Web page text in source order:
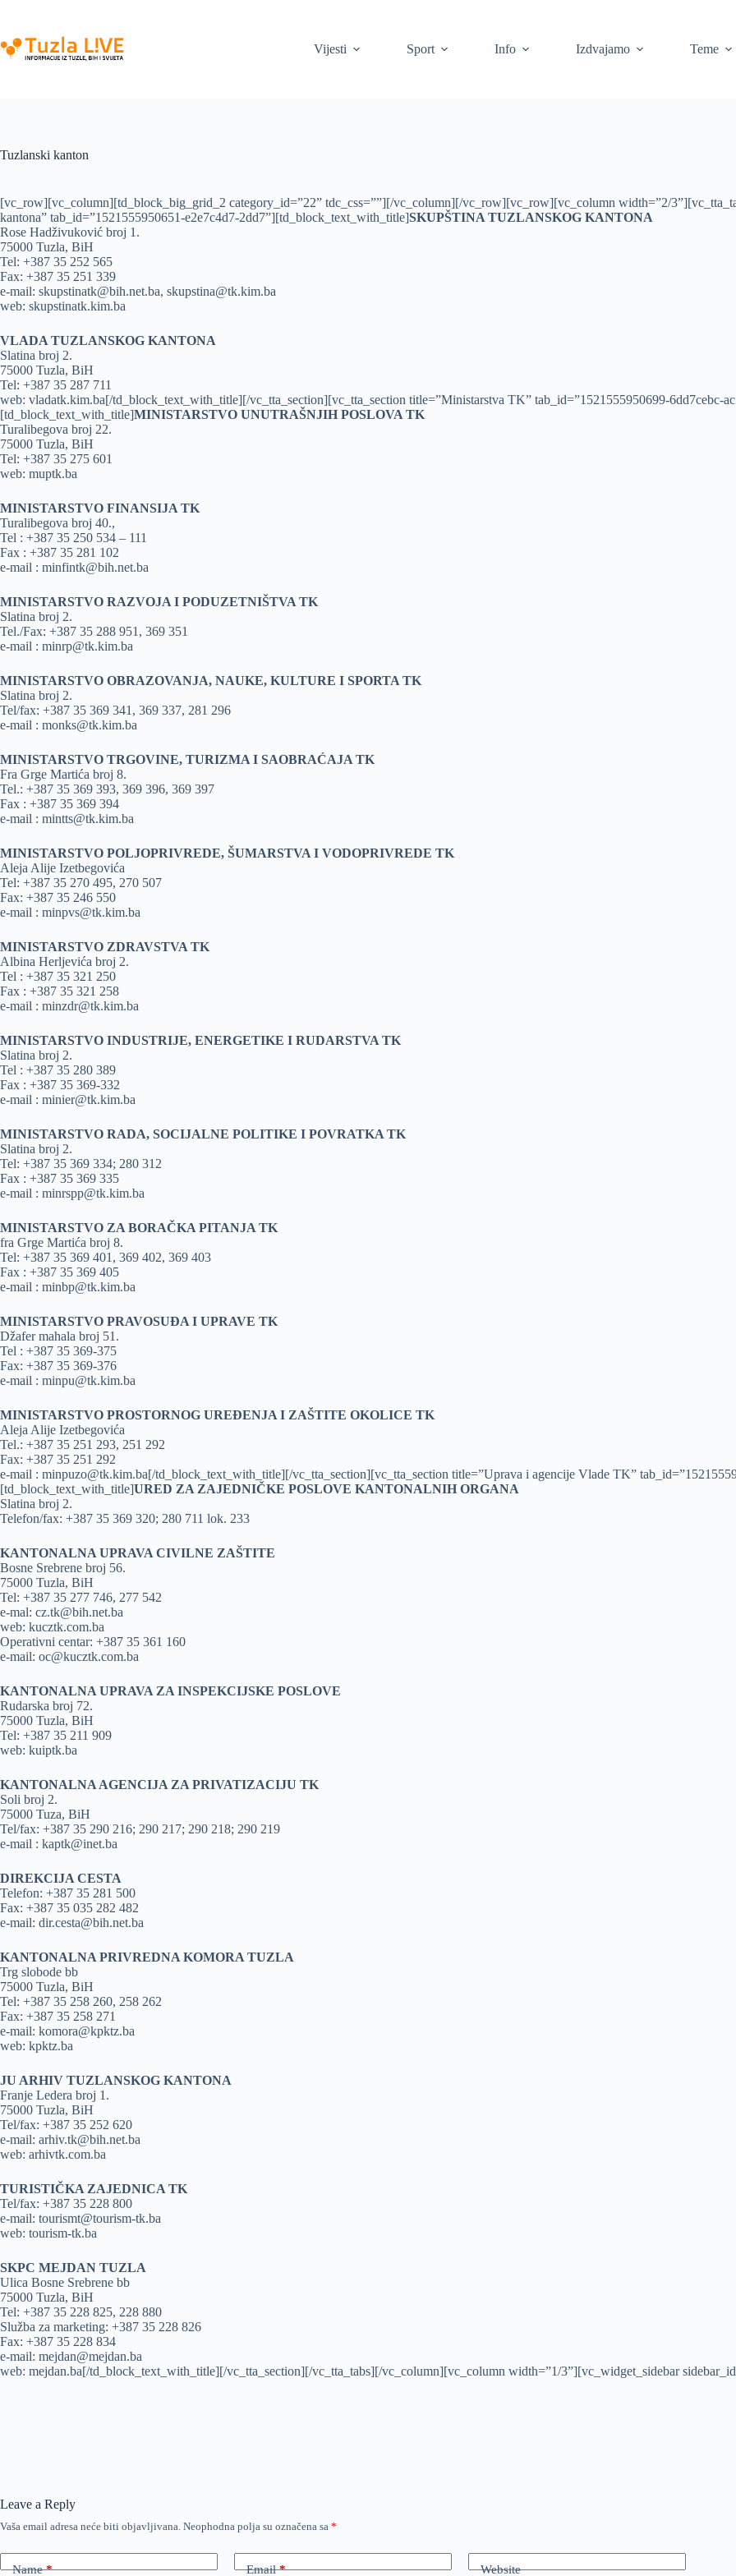
content
Vijesti
Sport Info Izdvajamo Teme
Tuzlanski kanton
[vc_row][vc_column][td_block_big_grid_2 category_id=”22” tdc_css=””][/vc_column][/vc_row][vc_row][vc_column width=”2/
kantona” tab_id=”1521555950651-e2e7c4d7-2dd7”][td_block_text_with_title]SKUPŠTINA TUZLANSKOG KANTONA
Rose Hadživuković broj 1.
75000 Tuzla, BiH
Tel: +387 35 252 565
Fax: +387 35 251 339
e-mail: skupstinatk@bih.net.ba, skupstina@tk.kim.ba
web: skupstinatk.kim.ba
VLADA TUZLANSKOG KANTONA
Slatina broj 2.
75000 Tuzla, BiH
Tel: +387 35 287 711
web: vladatk.kim.ba[/td_block_text_with_title][/vc_tta_section][vc_tta_section title=”Ministarstva TK” tab_id=”1521555950699-6dd7cebc-
[td_block_text_with_title]MINISTARSTVO UNUTRAŠNJIH POSLOVA TK
Turalibegova broj 22.
75000 Tuzla, BiH
Tel: +387 35 275 601
web: muptk.ba
MINISTARSTVO FINANSIJA TK
Turalibegova broj 40.,
Tel : +387 35 250 534 – 111
Fax : +387 35 281 102
e-mail : minfintk@bih.net.ba
MINISTARSTVO RAZVOJA I PODUZETNIŠTVA TK
Slatina broj 2.
Tel./Fax: +387 35 288 951, 369 351
e-mail : minrp@tk.kim.ba
MINISTARSTVO OBRAZOVANJA, NAUKE, KULTURE I SPORTA TK
Slatina broj 2.
Tel/fax: +387 35 369 341, 369 337, 281 296
e-mail : monks@tk.kim.ba
MINISTARSTVO TRGOVINE, TURIZMA I SAOBRAĆAJA TK
Fra Grge Martića broj 8.
Tel.: +387 35 369 393, 369 396, 369 397
Fax : +387 35 369 394
e-mail : mintts@tk.kim.ba
MINISTARSTVO POLJOPRIVREDE, ŠUMARSTVA I VODOPRIVREDE TK
Aleja Alije Izetbegovića
Tel: +387 35 270 495, 270 507
Fax: +387 35 246 550
e-mail : minpvs@tk.kim.ba
MINISTARSTVO ZDRAVSTVA TK
Albina Herljevića broj 2.
Tel : +387 35 321 250
Fax : +387 35 321 258
e-mail : minzdr@tk.kim.ba
MINISTARSTVO INDUSTRIJE, ENERGETIKE I RUDARSTVA TK
Slatina broj 2.
Tel : +387 35 280 389
Fax : +387 35 369-332
e-mail : minier@tk.kim.ba
MINISTARSTVO RADA, SOCIJALNE POLITIKE I POVRATKA TK
Slatina broj 2.
Tel: +387 35 369 334; 280 312
Fax : +387 35 369 335
e-mail : minrspp@tk.kim.ba
MINISTARSTVO ZA BORAČKA PITANJA TK
fra Grge Martića broj 8.
Tel: +387 35 369 401, 369 402, 369 403
Fax : +387 35 369 405
e-mail : minbp@tk.kim.ba
MINISTARSTVO PRAVOSUĐA I UPRAVE TK
Džafer mahala broj 51.
Tel : +387 35 369-375
Fax: +387 35 369-376
e-mail : minpu@tk.kim.ba
MINISTARSTVO PROSTORNOG UREĐENJA I ZAŠTITE OKOLICE TK
Aleja Alije Izetbegovića
Tel.: +387 35 251 293, 251 292
Fax: +387 35 251 292
e-mail : minpuzo@tk.kim.ba[/td_block_text_with_title][/vc_tta_section][vc_tta_section title=”Uprava i agencije Vlade TK”
[td_block_text_with_title]URED ZA ZAJEDNIČKE POSLOVE KANTONALNIH ORGANA
Slatina broj 2.
Telefon/fax: +387 35 369 320; 280 711 lok. 233
KANTONALNA UPRAVA CIVILNE ZAŠTITE
Bosne Srebrene broj 56.
75000 Tuzla, BiH
Tel: +387 35 277 746, 277 542
e-mal: cz.tk@bih.net.ba
web: kucztk.com.ba
Operativni centar: +387 35 361 160
e-mail: oc@kucztk.com.ba
KANTONALNA UPRAVA ZA INSPEKCIJSKE POSLOVE
Rudarska broj 72.
75000 Tuzla, BiH
Tel: +387 35 211 909
web: kuiptk.ba
KANTONALNA AGENCIJA ZA PRIVATIZACIJU TK
Soli broj 2.
75000 Tuza, BiH
Tel/fax: +387 35 290 216; 290 217; 290 218; 290 219
e-mail : kaptk@inet.ba
DIREKCIJA CESTA
Telefon: +387 35 281 500
Fax: +387 35 035 282 482
e-mail: dir.cesta@bih.net.ba
KANTONALNA PRIVREDNA KOMORA TUZLA
Trg slobode bb
75000 Tuzla, BiH
Tel: +387 35 258 260, 258 262
Fax: +387 35 258 271
e-mail: komora@kpktz.ba
web: kpktz.ba
JU ARHIV TUZLANSKOG KANTONA
Franje Ledera broj 1.
75000 Tuzla, BiH
Tel/fax: +387 35 252 620
e-mail: arhiv.tk@bih.net.ba
web: arhivtk.com.ba
TURISTIČKA ZAJEDNICA TK
Tel/fax: +387 35 228 800
e-mail: tourismt@tourism-tk.ba
web: tourism-tk.ba
SKPC MEJDAN TUZLA
Ulica Bosne Srebrene bb
75000 Tuzla, BiH
Tel: +387 35 228 825, 228 880
Služba za marketing: +387 35 228 826
Fax: +387 35 228 834
e-mail: mejdan@mejdan.ba
web: mejdan.ba[/td_block_text_with_title][/vc_tta_section][/vc_tta_tabs][/vc_column][vc_column width=”1/3”][vc_widget_sidebar
Leave a Reply
Vaša email adresa neće biti objavljivana. Neophodna polja su označena sa *
Name* Email* Website